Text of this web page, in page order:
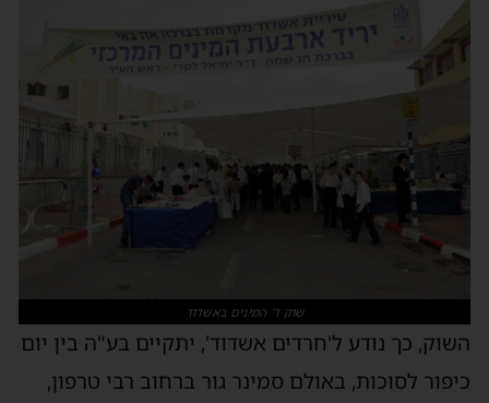
שוק ד' המינים באשדוד
כך נודע ל'חרדים אשדוד', יתקיים בע"ה בין יום
לסוכות, באולם סמינר גור ברחוב רבי טרפון,